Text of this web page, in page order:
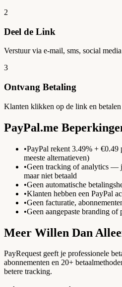
2
Deel de Link
Verstuur via e-mail, sms, social
3
Ontvang Betaling
Klanten klikken op de link en
PayPal.me
•PayPal rekent 3.49% + €0.49
meeste alternatieven)
•Geen tracking of analytics —
maar niet betaald
•Geen automatische
•Klanten hebben een PayPal
•Geen facturatie,
•Geen aangepaste branding of
Meer Willen Dan
PayRequest geeft je professionele
abonnementen en 20+
betere tracking.